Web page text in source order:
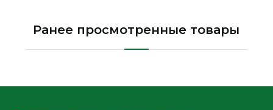
Ранее просмотренные товары